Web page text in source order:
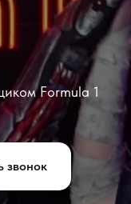
Formula 1
звонок